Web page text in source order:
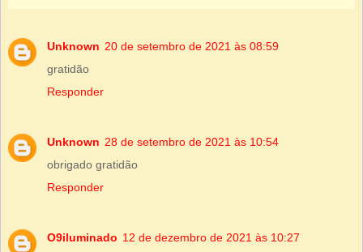
Unknown 20 de setembro de 2021 às 08:59
gratidão
Responder
Unknown 28 de setembro de 2021 às 10:54
obrigado gratidão
Responder
O9iluminado 12 de dezembro de 2021 às 10:27